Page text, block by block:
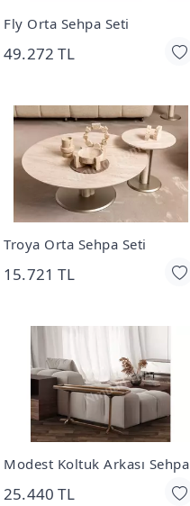
Fly Orta Sehpa Seti
49.272 TL
Troya Orta Sehpa Seti
15.721 TL
Modest Koltuk Arkası Sehpa
25.440 TL